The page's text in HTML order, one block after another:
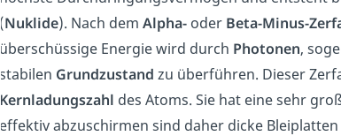
(Nuklide). Nach dem Alpha-oder Beta-Minus-
überschüssige Energie wird durch Photonen,
stabilen Grundzustand zu überführen. Dieser
Kernladungszahl des Atoms. Sie hat eine sehr
effektiv abzuschirmen sind daher dicke